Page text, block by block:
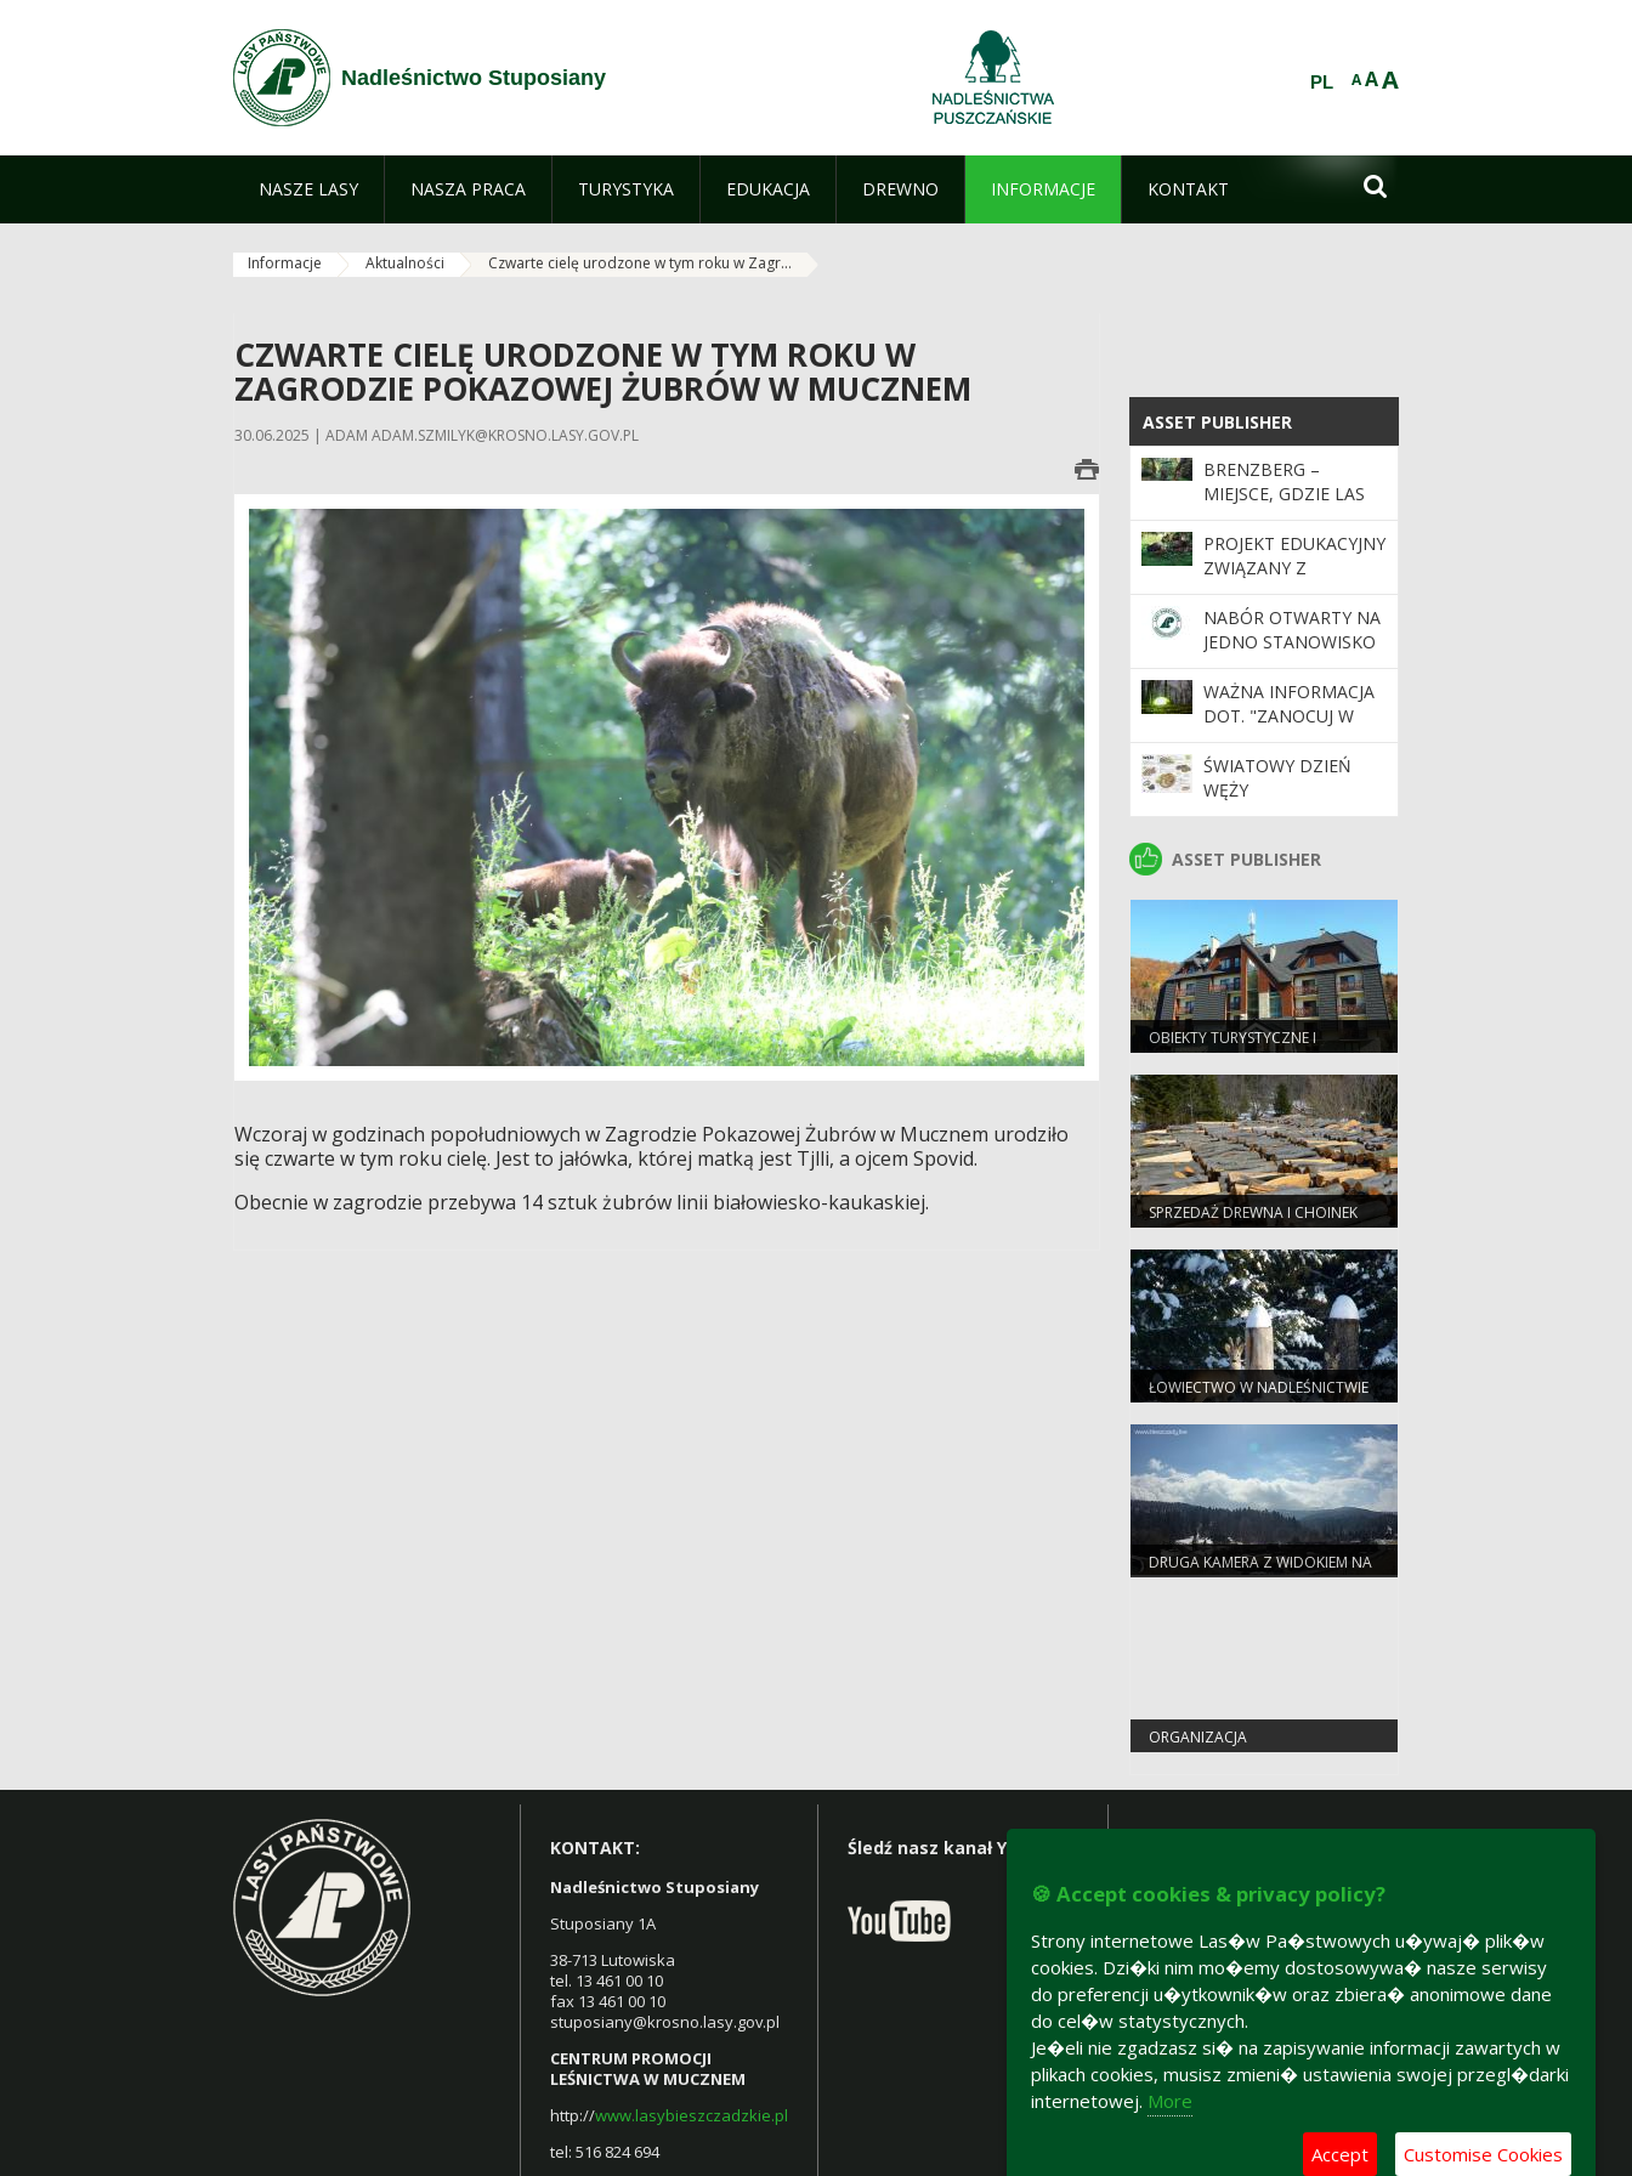
Nadleśnictwo Stuposiany AAA
PL
NASZE LASY NASZA PRACA TURYSTYKA EDUKACJA DREWNO INFORMACJE KONTAKT 
Informacje Aktualności Czwarte cielę urodzone w tym roku w Zagr...
CZWARTE CIELĘ URODZONE W TYM ROKU W
ZAGRODZIE POKAZOWEJ ŻUBRÓW W MUCZNEM
30.06.2025 | ADAM ADAM.SZMILYK@KROSNO.LASY.GOV.PL
Wczoraj w godzinach popołudniowych w Zagrodzie Pokazowej Żubrów w Mucznem urodziło
się czwarte w tym roku cielę. Jest to jałówka, której matką jest Tjlli, a ojcem Spovid.
Obecnie w zagrodzie przebywa 14 sztuk żubrów linii białowiesko-kaukaskiej.
ASSET PUBLISHER
ASSET PUBLISHER
BRENZBERG –
MIEJSCE, GDZIE LAS
SKRYWA JEDNĄ Z
NAJBARDZIEJ
TRAGICZNYCH KART
HISTORII
BIESZCZADÓW
PROJEKT EDUKACYJNY
ZWIĄZANY Z
ŻUBRAMI
NABÓR OTWARTY NA
JEDNO STANOWISKO
PRACY REFERENT DS.
KSIĘGOWOŚCI/
KSIĘGOWY/A
WAŻNA INFORMACJA
DOT. "ZANOCUJ W
LESIE".
ŚWIATOWY DZIEŃ
WĘŻY
ASSET PUBLISHER
ASSET PUBLISHER
OBIEKTY TURYSTYCZNE I
EDUKACYJNE
SPRZEDAŻ DREWNA I CHOINEK
ŁOWIECTWO W NADLEŚNICTWIE
STUPOSIANY
DRUGA KAMERA Z WIDOKIEM NA
BUKOWE BERDO
ORGANIZACJA
KONTAKT:
Nadleśnictwo Stuposiany
Stuposiany 1A
38-713 Lutowiska
tel. 13 461 00 10
fax 13 461 00 10
stuposiany@krosno.lasy.gov.pl
CENTRUM PROMOCJI
LEŚNICTWA W MUCZNEM
http://www.lasybieszczadzkie.pl
tel: 516 824 694
Śledź nasz kanał YT:
🍪 Accept cookies & privacy policy?
Strony internetowe Las�w Pa�stwowych u�ywaj� plik�w
cookies. Dzi�ki nim mo�emy dostosowywa� nasze serwisy
do preferencji u�ytkownik�w oraz zbiera� anonimowe dane
do cel�w statystycznych.
Je�eli nie zgadzasz si� na zapisywanie informacji zawartych w
plikach cookies, musisz zmieni� ustawienia swojej przegl�darki
internetowej. More
Accept Customise Cookies